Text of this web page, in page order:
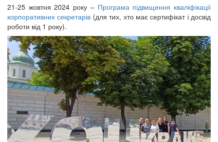
21-25 жовтня 2024 року – Програма підвищення кваліфікації
корпоративних секретарів (для тих, хто має сертифікат і досвід
роботи від 1 року).